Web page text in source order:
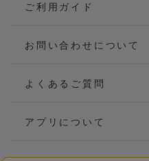
ご利用ガイド
お問い合わせについて
よくあるご質問
アプリについて